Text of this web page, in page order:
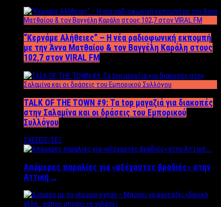
“Kερνάμε Αλήθειες” – Η νέα ραδιοφωνική εκπομπή
με την Άννα Ματθαίου & τον Βαγγέλη Καράλη στους
102,7 στον VIRAL FM
TALK OF THE TOWN #9: Τα top μαγαζιά για διακοπές
στην Σαλαμίνα και οι δράσεις του Εμπορικού
Συλλόγου
ΣΧΕΣΕΙΣ/ΣΕΞ
Απόμερες παραλίες για «αξέχαστες βραδιές» στην
Αττική …